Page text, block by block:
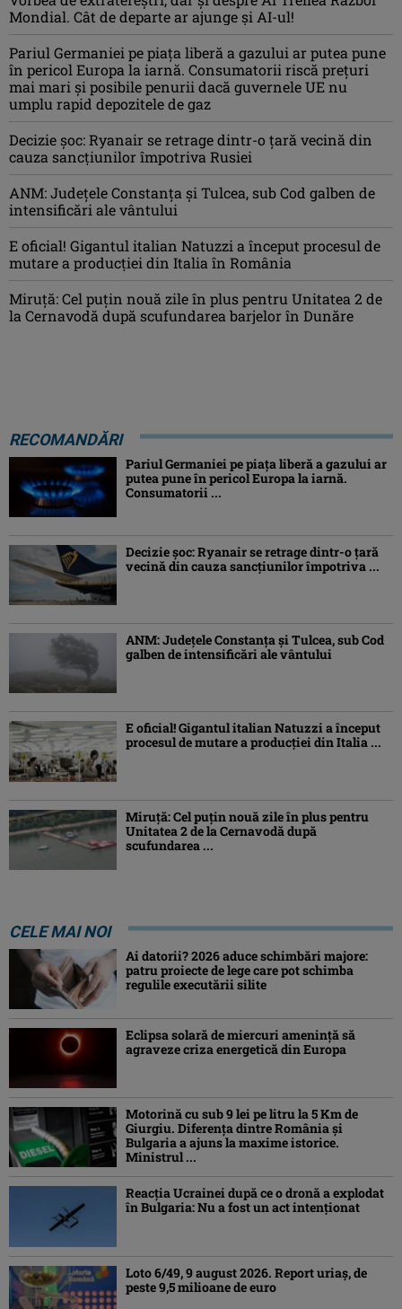
Mondial. Cât de departe ar ajunge și AI-ul!
Pariul Germaniei pe piaţa liberă a gazului ar putea pune
în pericol Europa la iarnă. Consumatorii riscă preţuri
mai mari şi posibile penurii dacă guvernele UE nu
umplu rapid depozitele de gaz
Decizie șoc: Ryanair se retrage dintr-o țară vecină din
cauza sancțiunilor împotriva Rusiei
ANM: Judeţele Constanţa şi Tulcea, sub Cod galben de
intensificări ale vântului
E oficial! Gigantul italian Natuzzi a început procesul de
mutare a producției din Italia în România
Miruță: Cel puțin nouă zile în plus pentru Unitatea 2 de
la Cernavodă după scufundarea barjelor în Dunăre
RECOMANDĂRI
Pariul Germaniei pe piaţa liberă a gazului ar
putea pune în pericol Europa la iarnă.
Consumatorii ...
Decizie șoc: Ryanair se retrage dintr-o țară
vecină din cauza sancțiunilor împotriva ...
ANM: Judeţele Constanţa şi Tulcea, sub Cod
galben de intensificări ale vântului
E oficial! Gigantul italian Natuzzi a început
procesul de mutare a producției din Italia ...
Miruță: Cel puțin nouă zile în plus pentru
Unitatea 2 de la Cernavodă după
scufundarea ...
CELE MAI NOI
Ai datorii? 2026 aduce schimbări majore:
patru proiecte de lege care pot schimba
regulile executării silite
Eclipsa solară de miercuri ameninţă să
agraveze criza energetică din Europa
Motorină cu sub 9 lei pe litru la 5 Km de
Giurgiu. Diferența dintre România și
Bulgaria a ajuns la maxime istorice.
Ministrul ...
Reacția Ucrainei după ce o dronă a explodat
în Bulgaria: Nu a fost un act intenționat
Loto 6/49, 9 august 2026. Report uriaș, de
peste 9,5 milioane de euro